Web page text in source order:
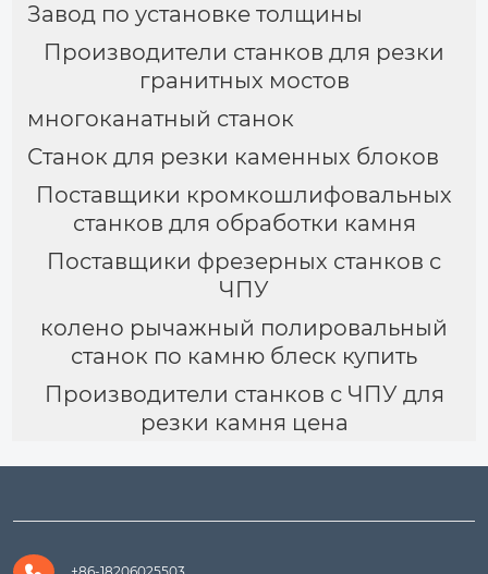
Завод по установке толщины
Производители станков для резки
гранитных мостов
многоканатный станок
Станок для резки каменных блоков
Поставщики кромкошлифовальных
станков для обработки камня
Поставщики фрезерных станков с
ЧПУ
колено рычажный полировальный
станок по камню блеск купить
Производители станков с ЧПУ для
резки камня цена